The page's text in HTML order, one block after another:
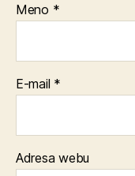
Meno *
E-mail *
Adresa webu